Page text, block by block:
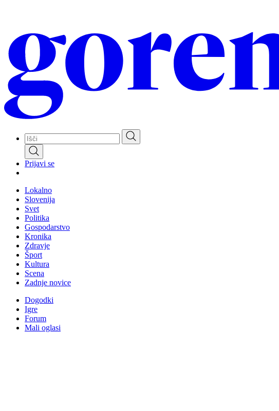
content
Prijavi se
Lokalno
Slovenija
Svet
Politika
Gospodarstvo
Kronika
Zdravje
Šport
Kultura
Scena
Zadnje novice
Dogodki
Igre
Forum
Mali oglasi